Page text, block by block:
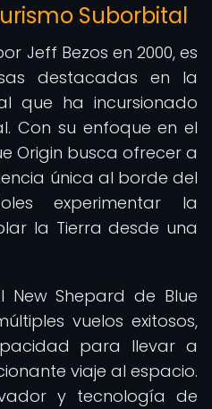
Suborbital
Jeff Bezos en 2000, es
destacadas en la
que ha incursionado
Con su enfoque en el
Origin busca ofrecer a
única al borde del
experimentar la
la Tierra desde una
New Shepard de Blue
vuelos exitosos,
para llevar a
viaje al espacio.
y tecnología de